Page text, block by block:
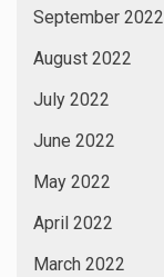
September 2022
August 2022
July 2022
June 2022
May 2022
April 2022
March 2022